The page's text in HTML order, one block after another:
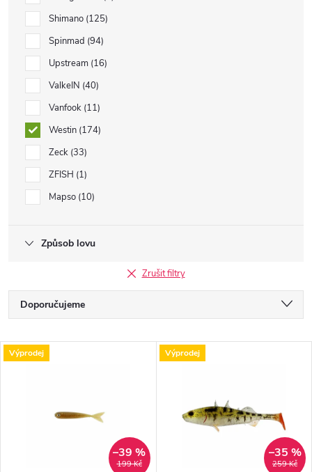
Shimano 125
Spinmad 94
Upstream 16
ValkeIN 40
Vanfook 11
Westin 174
Zeck 33
ZFISH 1
Mapso 10
Způsob lovu
Zrušit filtry
Ř
a
Doporučujeme
Nejdražší
Abecedně
V
Výprodej
199 Kč
–39 %
Výprodej
259 Kč
–35 %